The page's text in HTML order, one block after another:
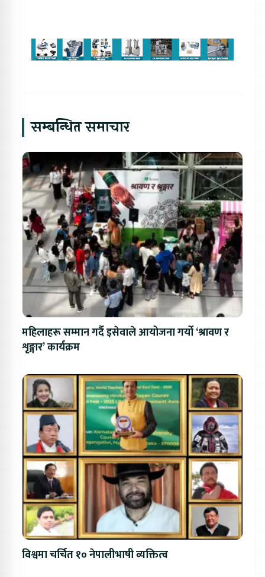
सम्बन्धित समाचार
महिलाहरू सम्मान गर्दै इसेवाले आयोजना गर्यो ‘श्रावण र
शृङ्गार’ कार्यक्रम
विश्वमा चर्चित १० नेपालीभाषी व्यक्तित्व